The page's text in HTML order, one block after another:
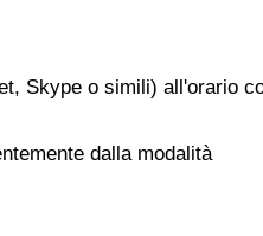
Skype o simili) all'orario
dalla modalità